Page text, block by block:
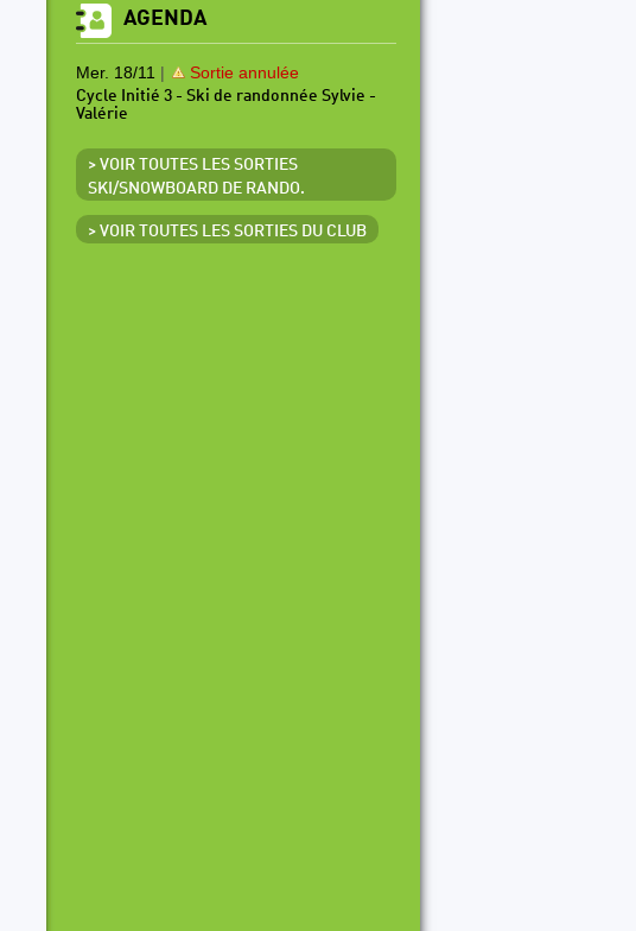
AGENDA
Mer. 18/11 | Sortie annulée
Cycle Initié 3 - Ski de randonnée Sylvie -
Valérie
> VOIR TOUTES LES SORTIES
SKI/SNOWBOARD DE RANDO.
> VOIR TOUTES LES SORTIES DU CLUB